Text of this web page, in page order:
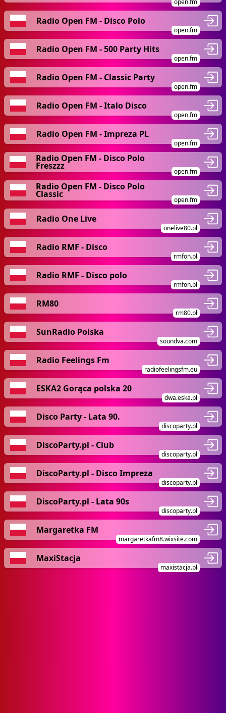
open.fm
Radio Open FM - Disco Polo
open.fm
Radio Open FM - 500 Party Hits
open.fm
Radio Open FM - Classic Party
open.fm
Radio Open FM - Italo Disco
open.fm
Radio Open FM - Impreza PL
open.fm
Radio Open FM - Disco Polo
Freszzz
open.fm
Radio Open FM - Disco Polo
Classic
open.fm
Radio One Live
onelive80.pl
Radio RMF - Disco
rmfon.pl
Radio RMF - Disco polo
rmfon.pl
RM80
rm80.pl
SunRadio Polska
soundva.com
Radio Feelings Fm
radiofeelingsfm.eu
ESKA2 Gorąca polska 20
dwa.eska.pl
Disco Party - Lata 90.
discoparty.pl
DiscoParty.pl - Club
discoparty.pl
DiscoParty.pl - Disco Impreza
discoparty.pl
DiscoParty.pl - Lata 90s
discoparty.pl
Margaretka FM
margaretkafm8.wixsite.com
MaxiStacja
maxistacja.pl